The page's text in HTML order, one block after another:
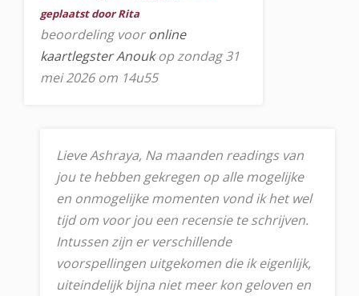
geplaatst door Rita
beoordeling vooronline
kaartlegster Anoukop zondag 31
mei 2026 om 14u55
Lieve Ashraya, Na maanden readings van
jou te hebben gekregen op alle mogelijke
en onmogelijke momenten vond ik het wel
tijd om voor jou een recensie te schrijven.
Intussen zijn er verschillende
voorspellingen uitgekomen die ik eigenlijk,
uiteindelijk bijna niet meer kon geloven en